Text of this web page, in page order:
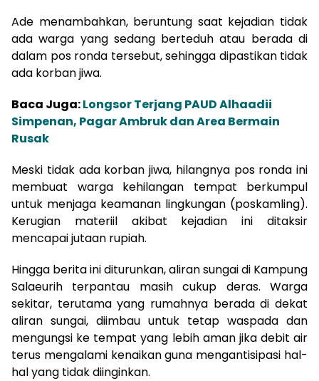
Ade menambahkan, beruntung saat kejadian tidak
ada warga yang sedang berteduh atau berada di
dalam pos ronda tersebut, sehingga dipastikan tidak
ada korban jiwa.
Baca Juga:Longsor Terjang PAUD Alhaadii
Simpenan, Pagar Ambruk dan Area Bermain
Rusak
Meski tidak ada korban jiwa, hilangnya pos ronda ini
membuat warga kehilangan tempat berkumpul
untuk menjaga keamanan lingkungan (poskamling).
Kerugian materiil akibat kejadian ini ditaksir
mencapai jutaan rupiah.
Hingga berita ini diturunkan, aliran sungai di Kampung
Salaeurih terpantau masih cukup deras. Warga
sekitar, terutama yang rumahnya berada di dekat
aliran sungai, diimbau untuk tetap waspada dan
mengungsi ke tempat yang lebih aman jika debit air
terus mengalami kenaikan guna mengantisipasi hal-
hal yang tidak diinginkan.